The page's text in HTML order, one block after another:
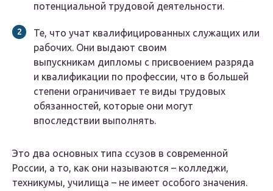
потенциальной трудовой деятельности.
Те, что учат квалифицированных служащих или
рабочих. Они выдают своим
выпускникам дипломы с присвоением разряда
и квалификации по профессии, что в большей
степени ограничивает те виды трудовых
обязанностей, которые они могут
впоследствии выполнять.
Это два основных типа ссузов в современной
России, а то, как они называются – колледжи,
техникумы, училища – не имеет особого значения.